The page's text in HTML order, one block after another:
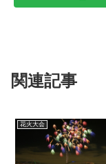
関連記事
花火大会